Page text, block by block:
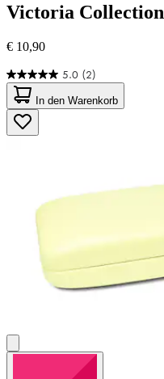
Victoria Collection
€ 10,90
5.0 (2)
5.0
von
5
Sternen.
2
In den Warenkorb